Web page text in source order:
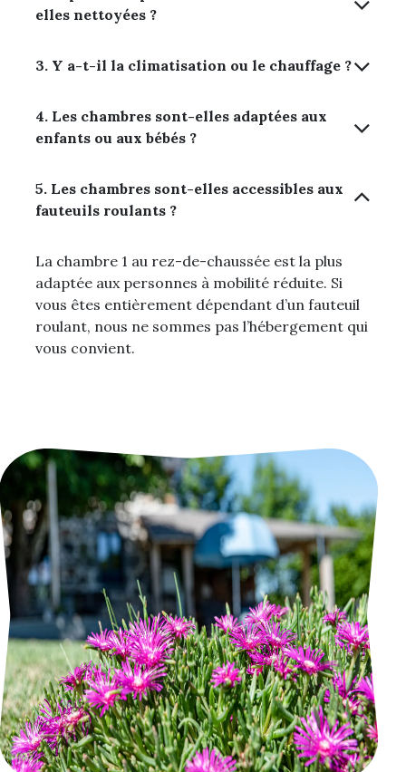
elles nettoyées ?
3. Y a-t-il la climatisation ou le chauffage ?
4. Les chambres sont-elles adaptées aux
enfants ou aux bébés ?
5. Les chambres sont-elles accessibles aux
fauteuils roulants ?
La chambre 1 au rez-de-chaussée est la plus
adaptée aux personnes à mobilité réduite. Si
vous êtes entièrement dépendant d’un fauteuil
roulant, nous ne sommes pas l’hébergement qui
vous convient.